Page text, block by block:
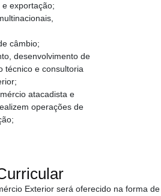
exportação;
câmbio;
desenvolvimento de
técnico e consultoria
atacadista e
operações de
Exterior será oferecido na forma